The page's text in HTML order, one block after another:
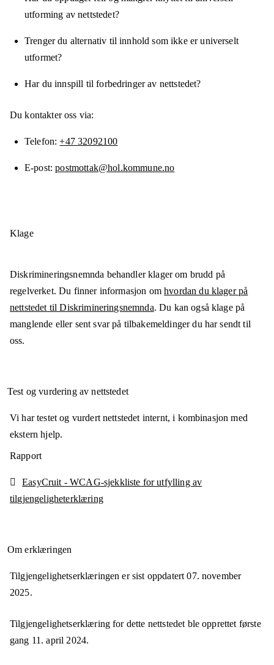
utforming av nettstedet?
Trenger du alternativ til innhold som ikke er universelt
utformet?
Har du innspill til forbedringer av nettstedet?
Du kontakter oss via:
Telefon +47 32092100
E-post postmottak@hol.kommune.no
Klage
Diskrimineringsnemnda behandler klager om brudd på
regelverket. Du finner informasjon omhvordan du klager på
nettstedet til Diskrimineringsnemnda. Du kan også klage på
manglende eller sent svar på tilbakemeldinger du har sendt til
oss.
Test og vurdering av nettstedet
Vi har testet og vurdert nettstedet internt, i kombinasjon med
ekstern hjelp.
Rapport
EasyCruit - WCAG-sjekkliste for utfylling av
tilgjengeligheterklæring
Om erklæringen
Tilgjengelighetserklæringen er sist oppdatert07. november
2025.
Tilgjengelighetserklæring for dette nettstedet ble opprettet første
gang 11. april 2024.